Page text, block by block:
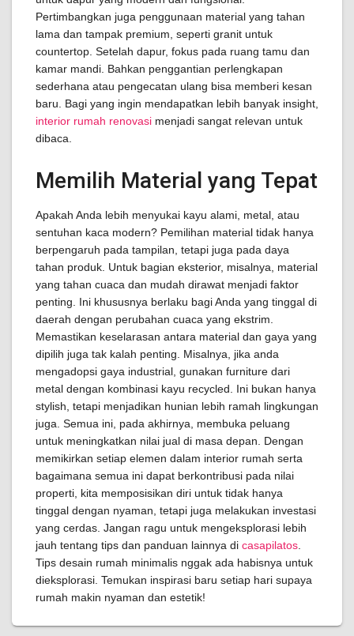
Pertimbangkan juga penggunaan material yang tahan
lama dan tampak premium, seperti granit untuk
countertop. Setelah dapur, fokus pada ruang tamu dan
kamar mandi. Bahkan penggantian perlengkapan
sederhana atau pengecatan ulang bisa memberi kesan
baru. Bagi yang ingin mendapatkan lebih banyak insight,
interior rumah renovasi menjadi sangat relevan untuk
dibaca.
Memilih Material yang Tepat
Apakah Anda lebih menyukai kayu alami, metal, atau
sentuhan kaca modern? Pemilihan material tidak hanya
berpengaruh pada tampilan, tetapi juga pada daya
tahan produk. Untuk bagian eksterior, misalnya, material
yang tahan cuaca dan mudah dirawat menjadi faktor
penting. Ini khususnya berlaku bagi Anda yang tinggal di
daerah dengan perubahan cuaca yang ekstrim.
Memastikan keselarasan antara material dan gaya yang
dipilih juga tak kalah penting. Misalnya, jika anda
mengadopsi gaya industrial, gunakan furniture dari
metal dengan kombinasi kayu recycled. Ini bukan hanya
stylish, tetapi menjadikan hunian lebih ramah lingkungan
juga. Semua ini, pada akhirnya, membuka peluang
untuk meningkatkan nilai jual di masa depan. Dengan
memikirkan setiap elemen dalam interior rumah serta
bagaimana semua ini dapat berkontribusi pada nilai
properti, kita memposisikan diri untuk tidak hanya
tinggal dengan nyaman, tetapi juga melakukan investasi
yang cerdas. Jangan ragu untuk mengeksplorasi lebih
jauh tentang tips dan panduan lainnya di casapilatos
Tips desain rumah minimalis nggak ada habisnya untuk
dieksplorasi. Temukan inspirasi baru setiap hari supaya
rumah makin nyaman dan estetik!